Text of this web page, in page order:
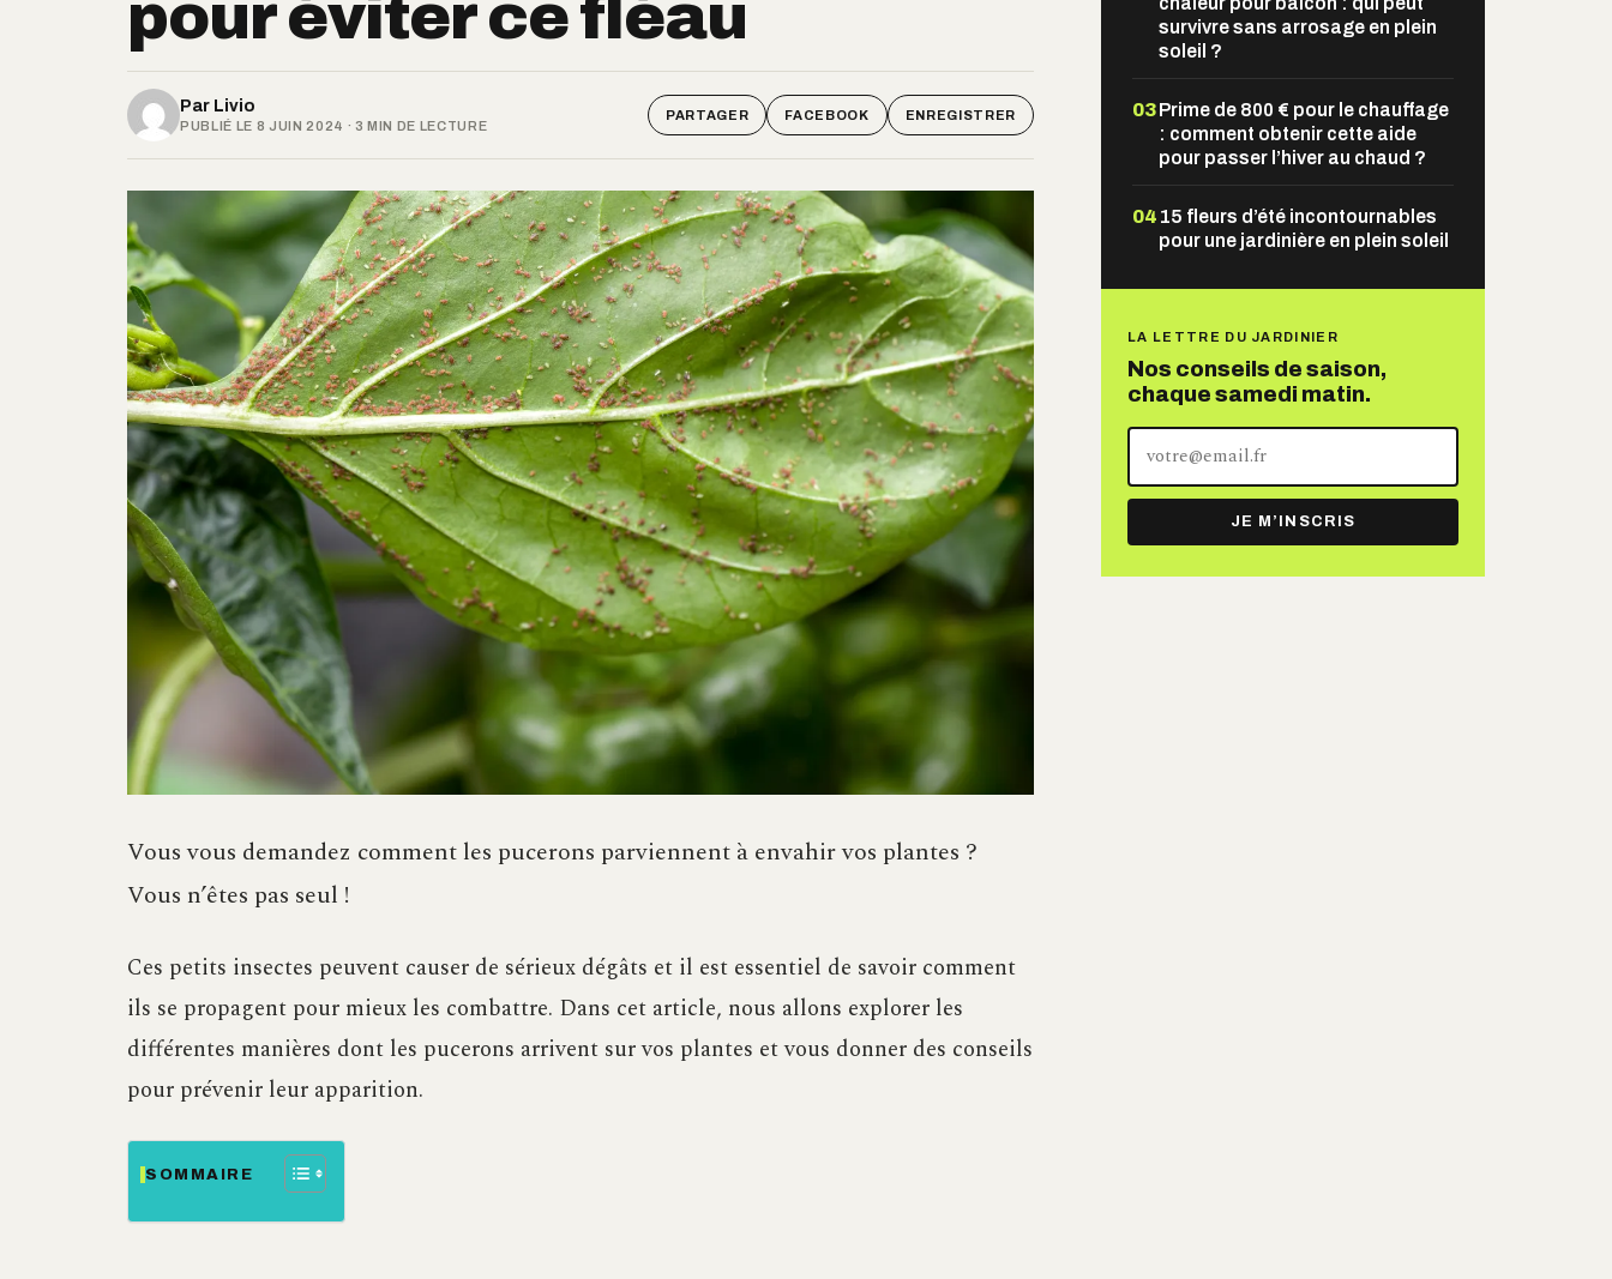
pour éviter ce fléau
Par Livio
PUBLIÉ LE 8 JUIN 2024 · 3 MIN DE LECTURE
PARTAGER FACEBOOK ENREGISTRER
Vous vous demandez comment les pucerons parviennent à envahir vos plantes ?
Vous n’êtes pas seul !
Ces petits insectes peuvent causer de sérieux dégâts et il est essentiel de savoir comment
ils se propagent pour mieux les combattre. Dans cet article, nous allons explorer les
différentes manières dont les pucerons arrivent sur vos plantes et vous donner des conseils
pour prévenir leur apparition.
SOMMAIRE
survivre sans arrosage en plein
soleil ?
03Prime de 800 € pour le chauffage
: comment obtenir cette aide
pour passer l’hiver au chaud ?
04 15 fleurs d’été incontournables
pour une jardinière en plein soleil
LA LETTRE DU JARDINIER
Nos conseils de saison,
chaque samedi matin.
adresse
mail
JE M’INSCRIS